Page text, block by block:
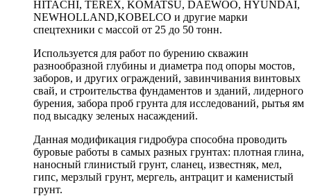
HITACHI, TEREX, KOMATSU, DAEWOO, HYUNDAI,
NEWHOLLAND,KOBELCO и другие марки
спецтехники с массой от 25 до 50 тонн.
Используется для работ по бурению скважин
разнообразной глубины и диаметра под опоры мостов,
заборов, и других ограждений, завинчивания винтовых
свай, и строительства фундаментов и зданий, лидерного
бурения, забора проб грунта для исследований, рытья ям
под высадку зеленых насаждений.
Данная модификация гидробура способна проводить
буровые работы в самых разных грунтах: плотная глина,
наносный глинистый грунт, сланец, известняк, мел,
гипс, мерзлый грунт, мергель, антрацит и каменистый
грунт.